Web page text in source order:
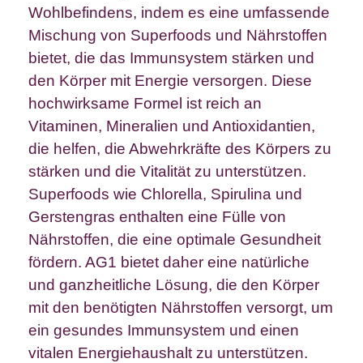
Wohlbefindens, indem es eine umfassende
Mischung von Superfoods und Nährstoffen
bietet, die das Immunsystem stärken und
den Körper mit Energie versorgen. Diese
hochwirksame Formel ist reich an
Vitaminen, Mineralien und Antioxidantien,
die helfen, die Abwehrkräfte des Körpers zu
stärken und die Vitalität zu unterstützen.
Superfoods wie Chlorella, Spirulina und
Gerstengras enthalten eine Fülle von
Nährstoffen, die eine optimale Gesundheit
fördern. AG1 bietet daher eine natürliche
und ganzheitliche Lösung, die den Körper
mit den benötigten Nährstoffen versorgt, um
ein gesundes Immunsystem und einen
vitalen Energiehaushalt zu unterstützen.